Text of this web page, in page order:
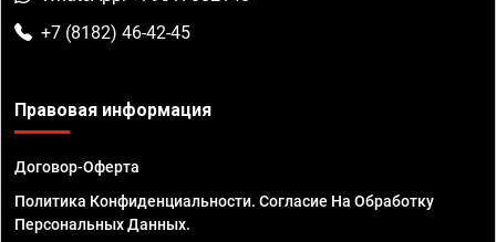
+7 (8182) 46-42-45
Правовая информация
Договор-Оферта
Политика Конфиденциальности. Согласие На Обработку
Персональных Данных.